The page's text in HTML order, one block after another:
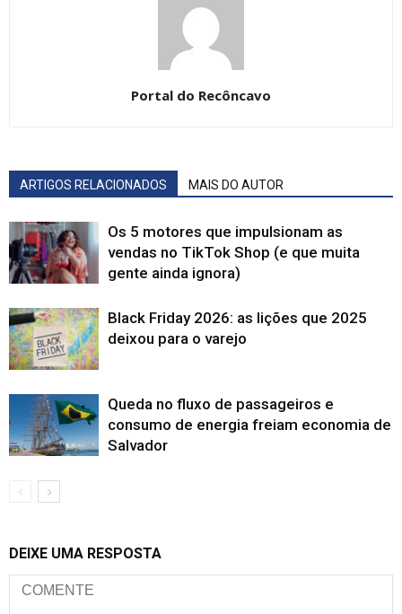
Portal do Recôncavo
ARTIGOS RELACIONADOS MAIS DO AUTOR
Os 5 motores que impulsionam as
vendas no TikTok Shop (e que muita
gente ainda ignora)
Black Friday 2026: as lições que 2025
deixou para o varejo
Queda no fluxo de passageiros e
consumo de energia freiam economia de
Salvador
DEIXE UMA RESPOSTA